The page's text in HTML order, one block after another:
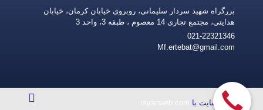
بزرگراه شهید سردار سلیمانی، روبروی خیابان کرمان، خیابان
هدایتی، مجتمع تجاری 14 معصوم ، طبقه 3، واحد 3
021-22321346
Mf.ertebat@gmail.com
طراحی سایت با rayanweb.com